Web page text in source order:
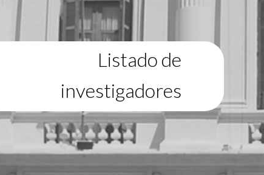
Listado de
investigadores